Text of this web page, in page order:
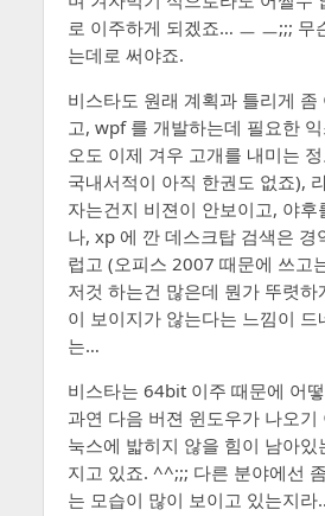
로 이주하게 되겠죠… ㅡ ㅡ;;; 무
는데로 써야죠.
비스타도 원래 계획과 틀리게 좀
고, wpf 를 개발하는데 필요한
오도 이제 겨우 고개를 내미는
국내서적이 아직 한권도 없죠),
자는건지 비젼이 안보이고, 야후
나, xp 에 깐 데스크탑 검색은 경
럽고 (오피스 2007 때문에 쓰고
저것 하는건 많은데 뭔가 뚜렷하
이 보이지가 않는다는 느낌이 드
는…
비스타는 64bit 이주 때문에 어
과연 다음 버젼 윈도우가 나오기
눅스에 밟히지 않을 힘이 남아있
지고 있죠. ^^;;; 다른 분야에선
는 모습이 많이 보이고 있는지라